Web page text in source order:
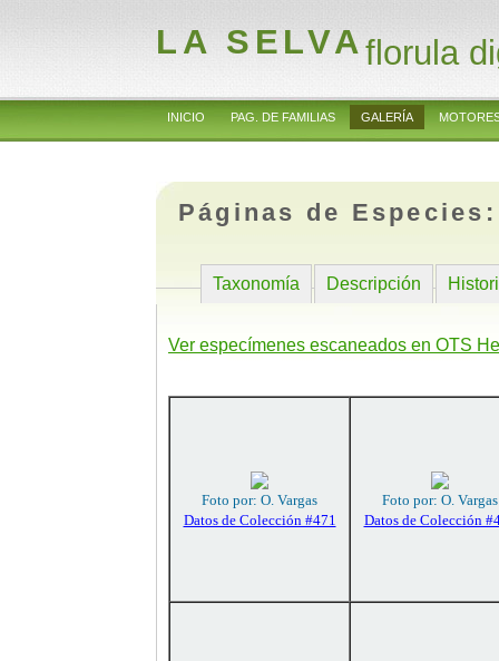
LA SELVAflorula
INICIO PAG. DE FAMILIAS GALERÍA
Páginas de
Taxonomía Descripción
Ver especímenes escaneados en OTS
Foto por: O. Vargas
Datos de Colección #471
Foto por: O. Vargas
Datos de Colección